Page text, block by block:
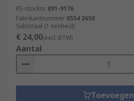
RS-stocknr. 891-9176
Fabrikantnummer 0554 2650
Subtotaal (1 eenheid)
€ 24,00(excl. BTW)
Aantal
Toevoegen